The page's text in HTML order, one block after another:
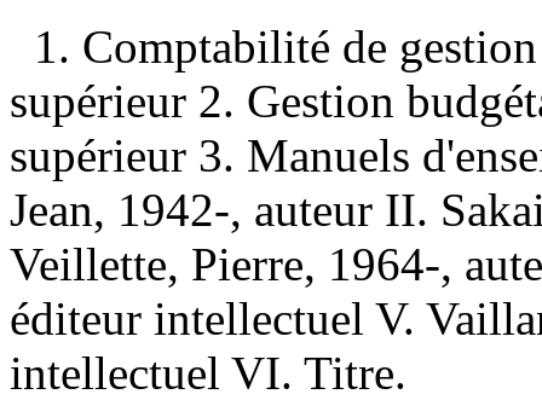
1. Comptabilité de
supérieur 2. Gestion
supérieur 3. Manuels
Jean, 1942-, auteur II.
Veillette, Pierre, 1964-,
éditeur intellectuel V.
intellectuel VI. Titre.